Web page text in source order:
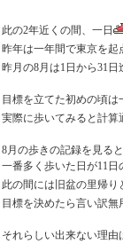
此の2年近くの間、一日
昨年は一年間で東京を起
昨月の8月は1日から31
目標を立てた初めの頃は
実際に歩いてみると計算
8月の歩きの記録を見る
一番多く歩いた日が11日
此の間には旧盆の里帰り
目標を決めたら言い訳無
それらしい出来ない理